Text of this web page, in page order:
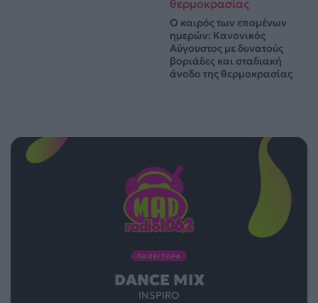
Ο καιρός των επομένων
ημερών: Κανονικός
Αύγουστος με δυνατούς
βοριάδες και σταδιακή
άνοδο της θερμοκρασίας
ΠΑΙΖΕΙ ΤΩΡΑ
DANCE MIX
INSPIRO